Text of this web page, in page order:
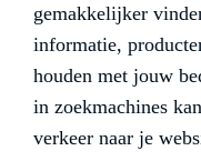
gemakkelijker
informatie,
houden met jouw
in zoekmachines
verkeer naar je